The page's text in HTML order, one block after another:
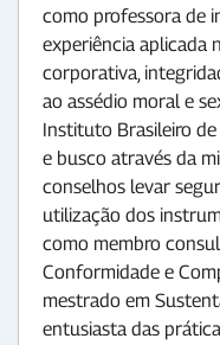
como professora de
experiência aplicada
corporativa,
ao assédio moral e
Instituto Brasileiro de
e busco através da
conselhos levar
utilização dos
como membro
Conformidade e
mestrado em
entusiasta das